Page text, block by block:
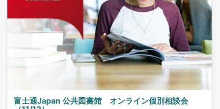
富士通Japan 公共図書館 オンライン個別相談会